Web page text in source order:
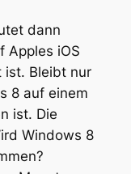
dann
Apples iOS
ist. Bleibt nur
8 auf einem
ist. Die
Windows 8